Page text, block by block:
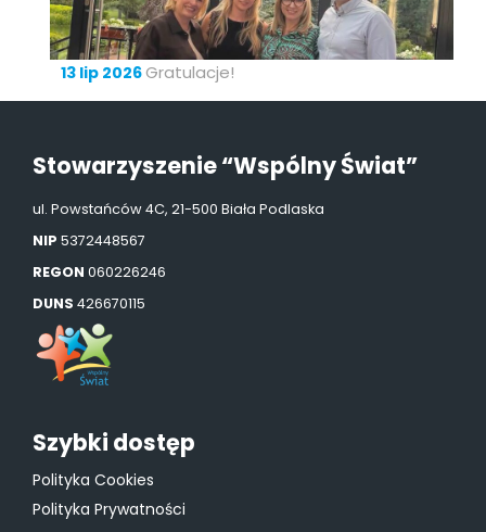
13 lip 2026 Gratulacje!
Stowarzyszenie “Wspólny Świat”
ul. Powstańców 4C, 21-500 Biała Podlaska
NIP 5372448567
REGON 060226246
DUNS 426670115
Szybki dostęp
Polityka Cookies
Polityka Prywatności